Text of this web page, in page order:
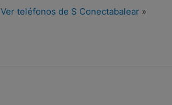
Ver teléfonos de S Conectabalear »